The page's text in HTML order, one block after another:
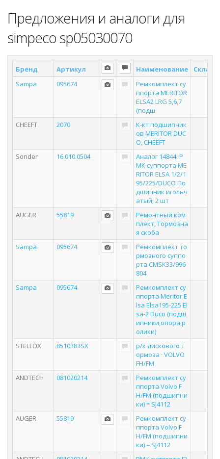
Предложения и аналоги для
simpeco sp05030070
Бренд Артикул Наименование
Склад *
Sampa
095674
Ремкомплект су
ппорта MERITOR
ELSA2 LRG 5,6,7
(подш
CHEEFT
2070
К-кт подшипник
ов MERITOR DUC
O, CHEEFT
Sonder
16.010.0504
Аналог 14844. Р
МК суппорта ME
RITOR ELSA 1/2/1
95/225/DUCO По
дшипник игольч
атый, 2 шт
AUGER
55819
Ремонтный ком
плект, Тормозна
я скоба
Sampa
095674
Ремкомплект то
рмозного суппо
рта CMSK33/996
804
Sampa
095674
Ремкомплект су
ппорта Meritor E
lsa Elsa195-225 El
sa-2 Duco (подш
ипники,опора,р
олики)
STELLOX
8510383SX
р/к дискового т
ормоза · VOLVO
FH/FM
ANDTECH
081020214
Ремкомплект су
ппорта Volvo F
H/FM (подшипни
ки) = SJ4112
AUGER
55819
Ремкомплект су
ппорта Volvo F
H/FM (подшипни
ки) = SJ4112